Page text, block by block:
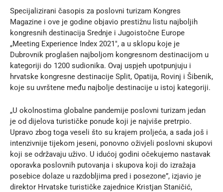
Specijalizirani časopis za poslovni turizam Kongres
Magazine i ove je godine objavio prestižnu listu najboljih
kongresnih destinacija Srednje i Jugoistočne Europe
„Meeting Experience Index 2021″, a u sklopu koje je
Dubrovnik proglašen najboljom kongresnom destinacijom u
kategoriji do 1200 sudionika. Ovaj uspjeh upotpunjuju i
hrvatske kongresne destinacije Split, Opatija, Rovinj i Šibenik,
koje su uvrštene među najbolje destinacije u istoj kategoriji.
„U okolnostima globalne pandemije poslovni turizam jedan
je od dijelova turističke ponude koji je najviše pretrpio.
Upravo zbog toga veseli što su krajem proljeća, a sada još i
intenzivnije tijekom jeseni, ponovno oživjeli poslovni skupovi
koji se održavaju uživo. U idućoj godini očekujemo nastavak
oporavka poslovnih putovanja i skupova koji do izražaja
posebice dolaze u razdobljima pred i posezone”, izjavio je
direktor Hrvatske turističke zajednice Kristjan Staničić,